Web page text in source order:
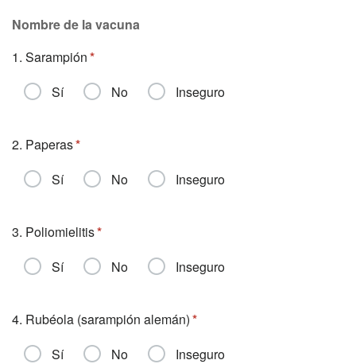
Nombre de la vacuna
1. Sarampión
Sí
No Inseguro
2. Paperas
Sí
No Inseguro
3. Poliomielitis
Sí
No Inseguro
4. Rubéola (sarampión alemán)
Sí
No Inseguro